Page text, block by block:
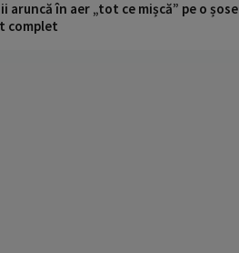
aruncă în aer „tot ce mișcă” pe o
complet